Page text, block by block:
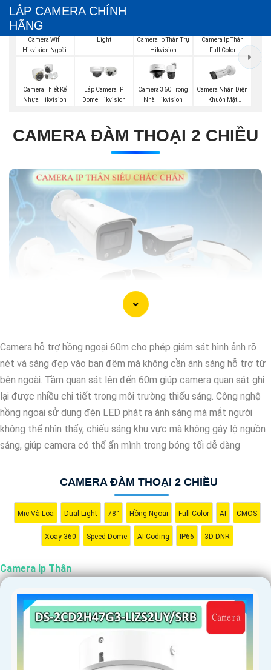
LẮP CAMERA CHÍNH
HÃNG
Camera Wifi
Hikvision Ngoài
Light
Camera Ip Thân Trụ
Hikvision
Camera Ip Thân
Full Color
Camera Thiết Kế
Nhựa Hikvision
Lắp Camera IP
Dome Hikvision
Camera 360 Trong
Nhà Hikvision
Camera Nhận Diện
Khuôn Mặt
CAMERA ĐÀM THOẠI 2 CHIỀU
Camera hỗ trợ hồng ngoại 60m cho phép giám sát hình ảnh rõ
nét và sáng đẹp vào ban đêm mà không cần ánh sáng hỗ trợ từ
bên ngoài. Tầm quan sát lên đến 60m giúp camera quan sát ghi
lại được nhiều chi tiết trong môi trường thiếu sáng. Công nghệ
hồng ngoại sử dụng đèn LED phát ra ánh sáng mà mắt người
không thể nhìn thấy, chiếu sáng khu vực mà không gây lộ nguồn
sáng, giúp camera có thể ẩn mình trong bóng tối dễ dàng
CAMERA ĐÀM THOẠI 2 CHIỀU
Mic Và Loa Dual Light 78° Hồng Ngoại Full Color AI CMOS
Xoay 360 Speed Dome AI Coding IP66 3D DNR
Camera Ip Thân